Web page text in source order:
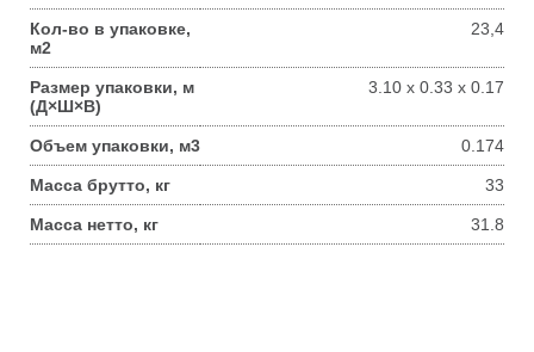
Кол-во в упаковке,
м2
23,4
Размер упаковки, м
(Д×Ш×В)
3.10 x 0.33 x 0.17
Объем упаковки, м3 0.174
Масса брутто, кг 33
Масса нетто, кг 31.8